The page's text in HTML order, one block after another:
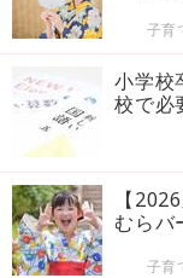
子育
小学校
校で必
【
むらバ
子育